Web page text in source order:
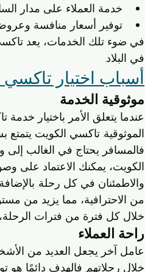
خدمة العملاء على مدار
توفير أسعار منافسة
في ضوء تلك الخدمات، يعد
في البلاد.
أسباب اختيار
موثوقية الخدمة
عندما يتعلق الأمر باختيار
الموثوقية. تاكسي الكويت يتمتع
فالمسافر يحتاج في الغالب
الكويت، يمكنك الاعتماد على
والاطمئنان في كل رحلة.
من الاحترافية، مما يزيد من
خلال كل فترة من فترات
راحة العملاء
عامل آخر يجعل العديد من
خلال رحلاتهم. فالهدف دائمًا